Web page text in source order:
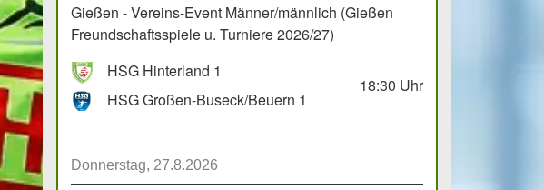
Gießen - Vereins-Event Männer/männlich (Gießen
Freundschaftsspiele u. Turniere 2026/27)
HSG Hinterland 1
HSG Großen-Buseck/Beuern 1
18:30 Uhr
Donnerstag, 27.8.2026